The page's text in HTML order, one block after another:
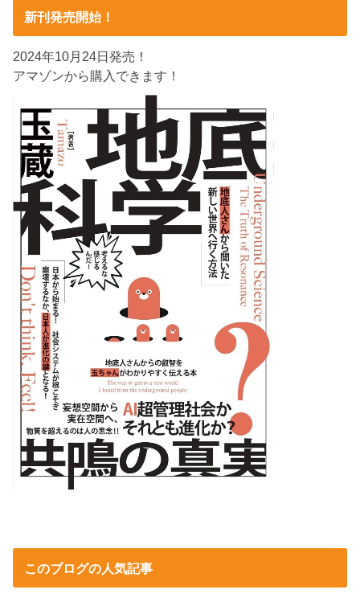
新刊発売開始！
2024年10月24日発売！
アマゾンから購入できます！
このブログの人気記事